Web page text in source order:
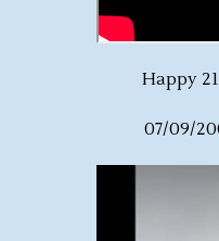
Happy
07/09/